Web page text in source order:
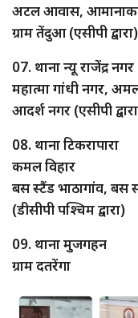
अटल आवास,
ग्राम तेंदुआ (एसीपी द्वारा)
07. थाना न्यू राजेंद्र नगर
महात्मा गांधी नगर,
आदर्श नगर (एसीपी
08. थाना टिकरापारा
कमल विहार
बस स्टैंड भाठागांव,
(डीसीपी पश्चिम द्वारा)
09. थाना मुजगहन
ग्राम दतरेंगा